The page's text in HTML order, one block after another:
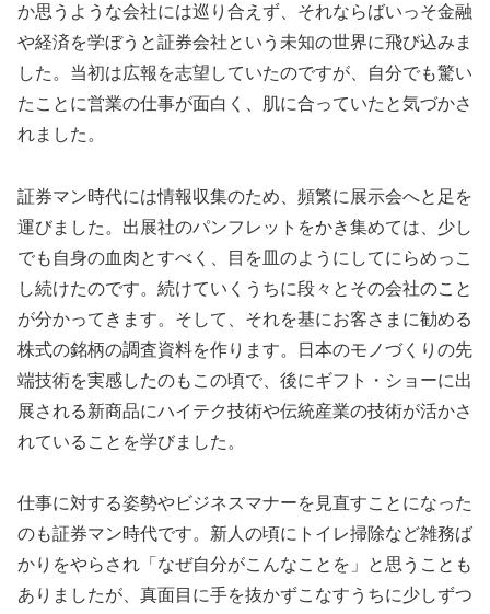
か思うような会社には巡り合えず、それならばいっそ金融
や経済を学ぼうと証券会社という未知の世界に飛び込みま
した。当初は広報を志望していたのですが、自分でも驚い
たことに営業の仕事が面白く、肌に合っていたと気づかさ
れました。
証券マン時代には情報収集のため、頻繁に展示会へと足を
運びました。出展社のパンフレットをかき集めては、少し
でも自身の血肉とすべく、目を皿のようにしてにらめっこ
し続けたのです。続けていくうちに段々とその会社のこと
が分かってきます。そして、それを基にお客さまに勧める
株式の銘柄の調査資料を作ります。日本のモノづくりの先
端技術を実感したのもこの頃で、後にギフト・ショーに出
展される新商品にハイテク技術や伝統産業の技術が活かさ
れていることを学びました。
仕事に対する姿勢やビジネスマナーを見直すことになった
のも証券マン時代です。新人の頃にトイレ掃除など雑務ば
かりをやらされ「なぜ自分がこんなことを」と思うことも
ありましたが、真面目に手を抜かずこなすうちに少しずつ